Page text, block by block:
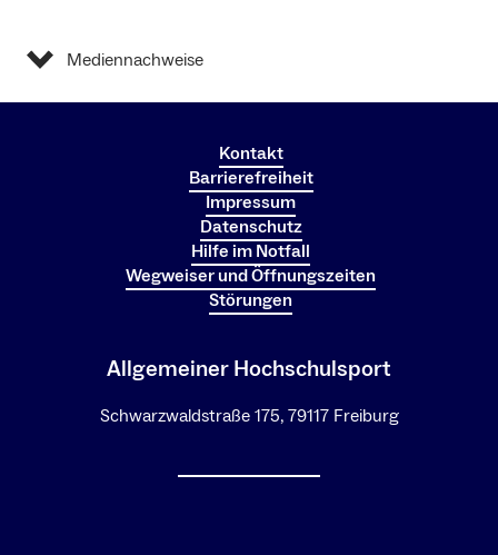
Mediennachweise
Kontakt
Barrierefreiheit
Impressum
Datenschutz
Hilfe im Notfall
Wegweiser und Öffnungszeiten
Störungen
Allgemeiner Hochschulsport
Schwarzwaldstraße 175, 79117 Freiburg